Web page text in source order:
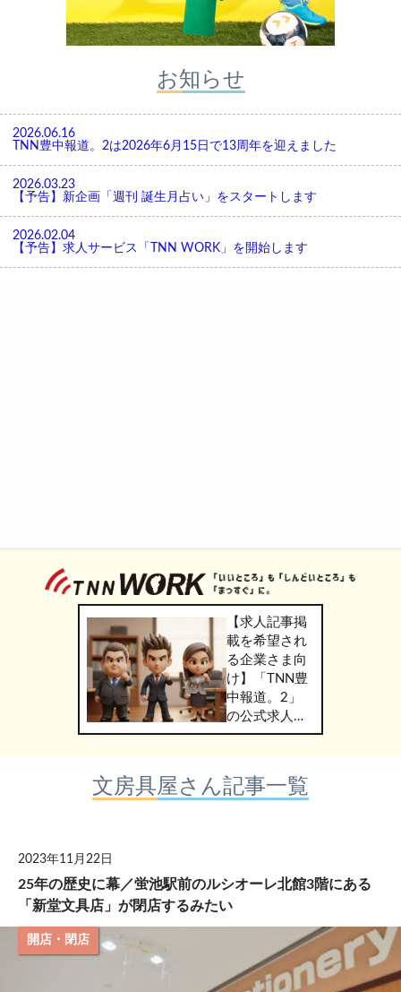
お知らせ
2026.06.16
TNN豊中報道。2は2026年6月15日で13周年を迎えました
2026.03.23
【予告】新企画「週刊 誕生月占い」をスタートします
2026.02.04
【予告】求人サービス「TNN WORK」を開始します
【求人記事掲
載を希望され
る企業さま向
け】「TNN豊
中報道。2」
の公式求人情
報サービス
WORK」のご
掲載につきま
文房具屋さん記事一覧
2023年11月22日
25年の歴史に幕／蛍池駅前のルシオーレ北館3階にある
「新堂文具店」が閉店するみたい
開店・閉店